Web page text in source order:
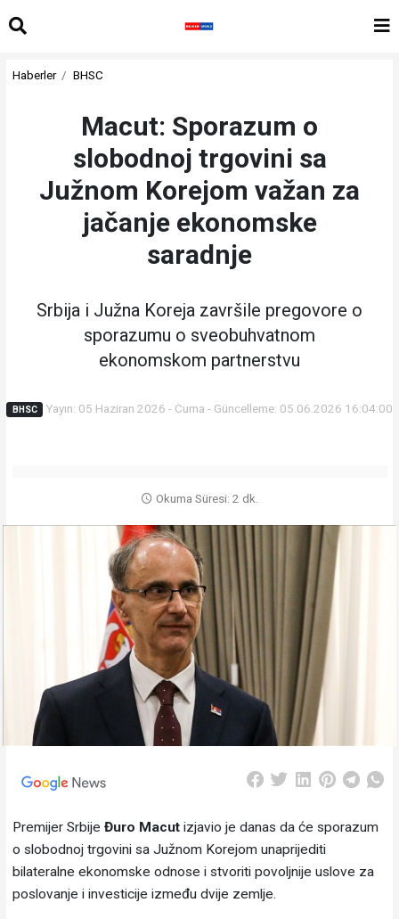
Haberler BHSC
Macut: Sporazum o
slobodnoj trgovini sa
Južnom Korejom važan za
jačanje ekonomske
saradnje
Srbija i Južna Koreja završile pregovore o
sporazumu o sveobuhvatnom
ekonomskom partnerstvu
BHSC Yayın: 05 Haziran 2026 - Cuma - Güncelleme: 05.06.2026 16:04:00
Okuma Süresi: 2 dk.
Premijer Srbije Đuro Macut izjavio je danas da će sporazum
o slobodnoj trgovini sa Južnom Korejom unaprijediti
bilateralne ekonomske odnose i stvoriti povoljnije uslove za
poslovanje i investicije između dvije zemlje.